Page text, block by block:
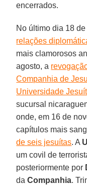
encerrados.
No último dia 18 de
relações
mais clamorosos
agosto, a
Companhia de
Universidade
sucursal
onde, em 16 de
capítulos mais
de seis jesuítas. A
um covil de
posteriormente por
daCompanhia.